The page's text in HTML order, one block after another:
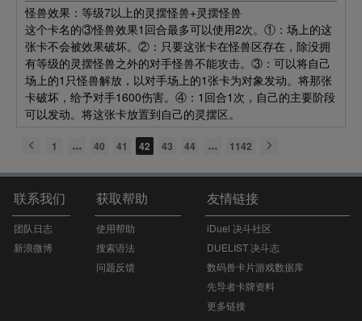
怪兽效果：等级7以上的灵摆怪兽+灵摆怪兽
这个卡名的③怪兽效果1回合最多可以使用2次。①：场上的这
张卡不会被效果破坏。②：只要这张卡在怪兽区存在，除没拥
有等级的灵摆怪兽之外的对手怪兽不能攻击。③：可以将自己
场上的1只怪兽解放，以对手场上的1张卡为对象发动。将那张
卡破坏，给予对手1600伤害。④：1回合1次，自己的主要阶段
可以发动。将这张卡放置到自己的灵摆区。
1 40 41 42 43 44 1142
联系我们
团队日志
新浪微博
获取帮助
使用帮助
搜索语法
问题反馈
友情链接
iDuel 决斗社区
DUELIST 决斗志
数码兽卡片游戏数据库
先导者卡牌资料
更多链接